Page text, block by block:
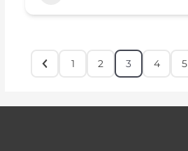
1 2 3 4 5